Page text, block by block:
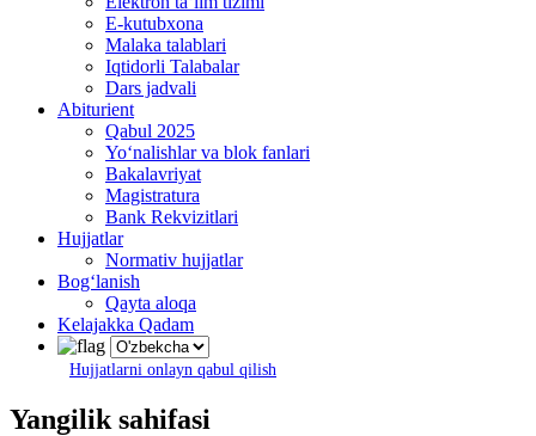
E-kutubxona
Malaka talablari
Iqtidorli Talabalar
Dars jadvali
Abiturient
Qabul 2025
Yo‘nalishlar va blok fanlari
Bakalavriyat
Magistratura
Bank Rekvizitlari
Hujjatlar
Normativ hujjatlar
Bog‘lanish
Qayta aloqa
Kelajakka Qadam
Hujjatlarni onlayn qabul qilish
Yangilik sahifasi